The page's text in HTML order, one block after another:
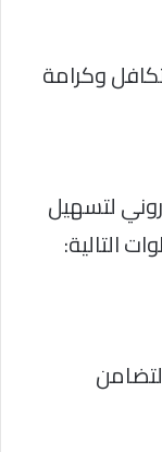
وكرامة
لتسهيل
التالية: